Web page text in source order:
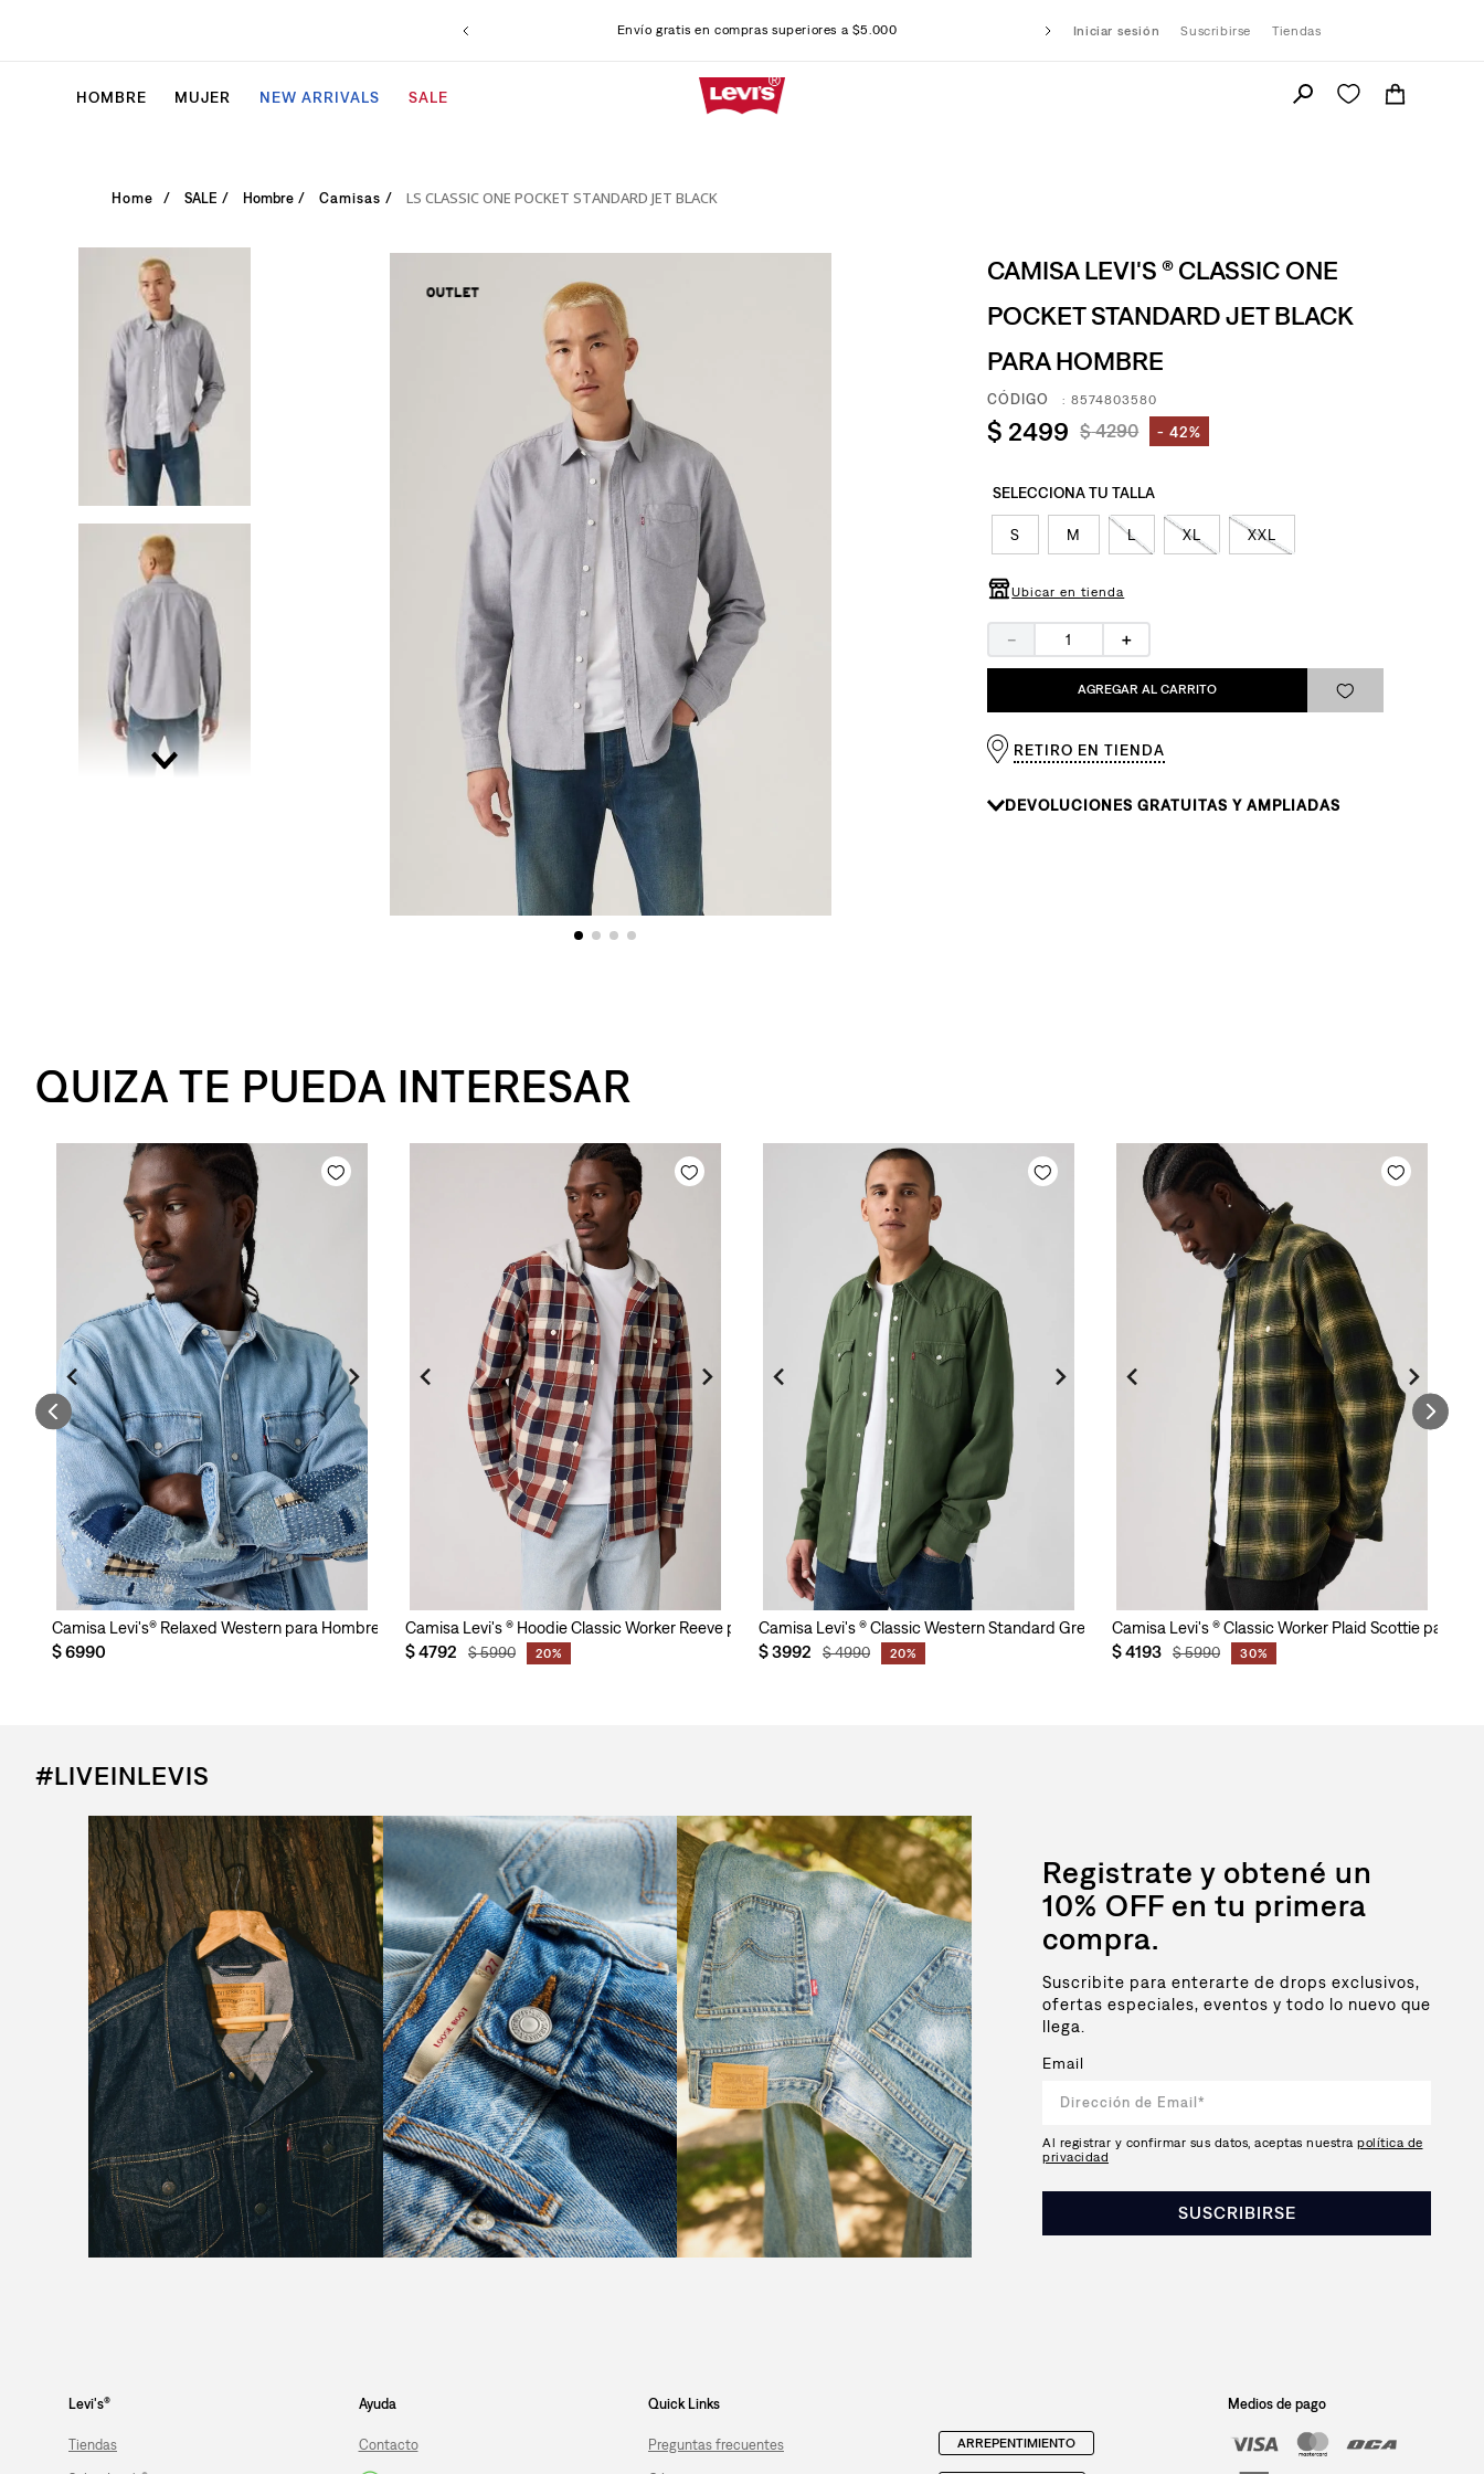
Envío gratis en compras superiores a $5.000 Iniciar sesión Suscribirse Tiendas
HOMBRE MUJER NEW ARRIVALS SALE
SALE Hombre Camisas LS CLASSIC ONE POCKET STANDARD JET BLACK
CAMISA LEVI'S ® CLASSIC ONE
POCKET STANDARD JET BLACK
PARA HOMBRE
:8574803580
$ 2499 $ 4290 42%
S M L XL XXL
Ubicar en tienda
＋
－
AGREGAR AL CARRITO
RETIRO EN TIENDA
DEVOLUCIONES GRATUITAS Y AMPLIADAS
QUIZA TE PUEDA INTERESAR
Camisa Levi's® Relaxed Western para Hombre
$6990
Camisa Levi's ® Hoodie Classic Worker Reeve para Hombre
$4792 $5990 20%
Camisa Levi's ® Classic Western Standard Greenwich para Hombre
$3992 $4990 20%
Camisa Levi's ® Classic Worker Plaid Scottie para
$4193 $5990 30%
#LIVEINLEVIS
Registrate y obtené un
10% OFF en tu primera
compra.
Suscribite para enterarte de drops exclusivos,
ofertas especiales, eventos y todo lo nuevo que
llega.
Email
Al registrar y confirmar sus datos, aceptas nuestra política de
privacidad
SUSCRIBIRSE
Levi's®
Tiendas
Ayuda
Contacto
Quick Links
Preguntas frecuentes ARREPENTIMIENTO
Medios de pago